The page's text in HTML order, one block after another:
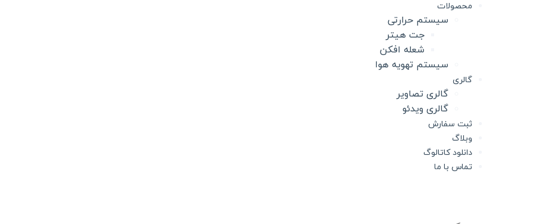
محصولات
سیستم حرارتی
جت هیتر
شعله افکن
سیستم تهویه هوا
گالری
گالری تصاویر
گالری ویدئو
ثبت سفارش
وبلاگ
دانلود کاتالوگ
تماس با ما